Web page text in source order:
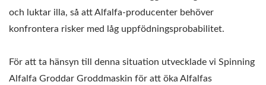
och luktar illa, så att Alfalfa-producenter behöver
konfrontera risker med låg uppfödningsprobabilitet.
För att ta hänsyn till denna situation utvecklade vi Spinning
Alfalfa Groddar Groddmaskin för att öka Alfalfas